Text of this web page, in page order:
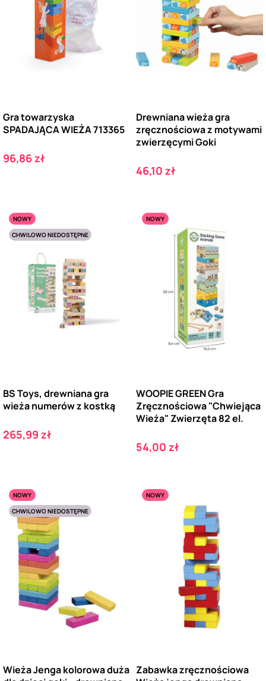
Gra towarzyska
SPADAJĄCA WIEŻA 713365
Cena
96,86 zł
Drewniana wieża gra
zręcznościowa z motywami
zwierzęcymi Goki
Cena
46,10 zł
NOWY
CHWILOWO NIEDOSTĘPNE
BS Toys, drewniana gra
wieża numerów z kostką
Cena
265,99 zł
NOWY
WOOPIE GREEN Gra
Zręcznościowa "Chwiejąca
Wieża" Zwierzęta 82 el.
Cena
54,00 zł
NOWY
CHWILOWO NIEDOSTĘPNE
Wieża Jenga kolorowa duża
NOWY
Zabawka zręcznościowa